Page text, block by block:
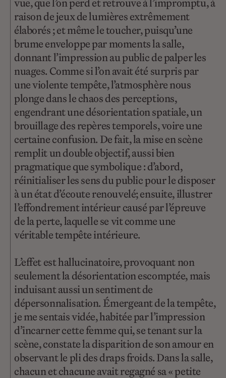
raison de jeux de lumières extrêmement
élaborés ; et même le toucher, puisqu’une
brume enveloppe par moments la salle,
donnant l’impression au public de palper les
nuages. Comme si l’on avait été surpris par
une violente tempête, l’atmosphère nous
plonge dans le chaos des perceptions,
engendrant une désorientation spatiale, un
brouillage des repères temporels, voire une
certaine confusion. De fait, la mise en scène
remplit un double objectif, aussi bien
pragmatique que symbolique : d’abord,
réinitialiser les sens du public pour le disposer
à un état d’écoute renouvelé; ensuite, illustrer
l’effondrement intérieur causé par l’épreuve
de la perte, laquelle se vit comme une
véritable tempête intérieure.
L’effet est hallucinatoire, provoquant non
seulement la désorientation escomptée, mais
induisant aussi un sentiment de
dépersonnalisation. Émergeant de la tempête,
je me sentais vidée, habitée par l’impression
d’incarner cette femme qui, se tenant sur la
scène, constate la disparition de son amour en
observant le pli des draps froids. Dans la salle,
chacun et chacune avait regagné sa « petite